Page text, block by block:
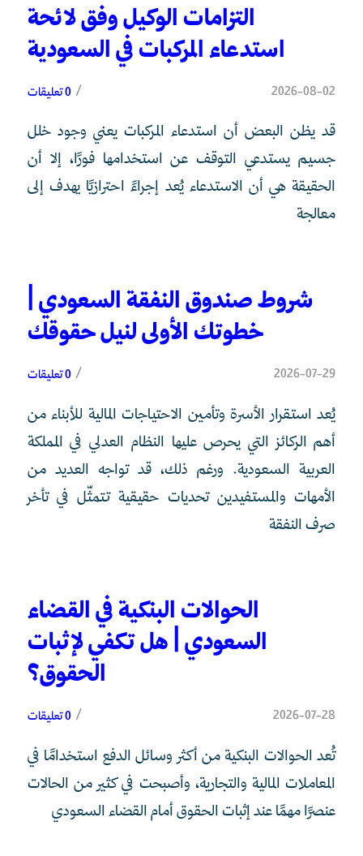
التزامات الوكيل وفق لائحة
استدعاء المركبات في السعودية
2026-08-02
/ 0 تعليقات
قد يظن البعض أن استدعاء المركبات يعني وجود خلل
جسيم يستدعي التوقف عن استخدامها فورًا، إلا أن
الحقيقة هي أن الاستدعاء يُعد إجراءً احترازيًا يهدف إلى
معالجة
شروط صندوق النفقة السعودي |
خطوتك الأولى لنيل حقوقك
2026-07-29
/ 0 تعليقات
يُعد استقرار الأسرة وتأمين الاحتياجات المالية للأبناء من
أهم الركائز التي يحرص عليها النظام العدلي في المملكة
العربية السعودية. ورغم ذلك، قد تواجه العديد من
الأمهات والمستفيدين تحديات حقيقية تتمثّل في تأخر
صرف النفقة
الحوالات البنكية في القضاء
السعودي | هل تكفي لإثبات
الحقوق؟
2026-07-28
/ 0 تعليقات
تُعد الحوالات البنكية من أكثر وسائل الدفع استخدامًا في
المعاملات المالية والتجارية، وأصبحت في كثير من الحالات
عنصرًا مهمًا عند إثبات الحقوق أمام القضاء السعودي